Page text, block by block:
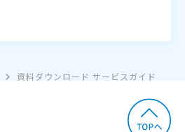
資料ダウンロード サービスガイド